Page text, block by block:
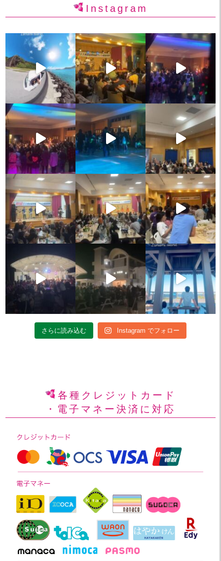
Instagram
さらに読み込む Instagram でフォロー
各種クレジットカード
・電子マネー決済に対応